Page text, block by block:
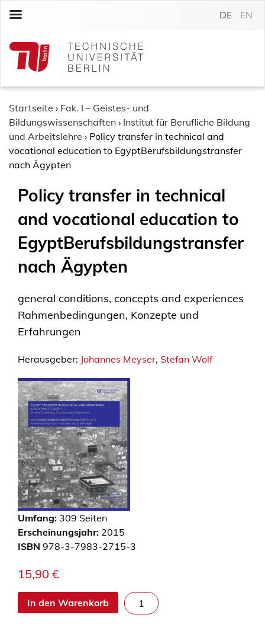
c
DE EN
Startseite › Fak. I – Geistes- und
Bildungswissenschaften › Institut für Berufliche Bildung
und Arbeitslehre › Policy transfer in technical and
vocational education to EgyptBerufsbildungstransfer
nach Ägypten
Policy transfer in technical
and vocational education to
EgyptBerufsbildungstransfer
nach Ägypten
general conditions, concepts and experiences
Rahmenbedingungen, Konzepte und
Erfahrungen
Herausgeber: Johannes Meyser, Stefan Wolf
Umfang: 309 Seiten
Erscheinungsjahr: 2015
ISBN 978-3-7983-2715-3
15,90 €
In den Warenkorb
o